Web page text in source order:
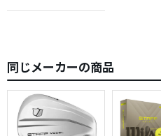
同じメーカーの商品